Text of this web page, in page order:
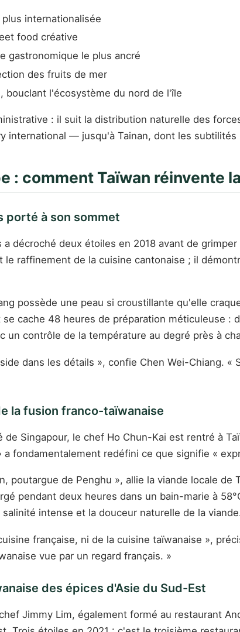
internationalisée
food créative
gastronomique le plus ancré
des fruits de mer
bouclant l'écosystème du nord de l'île
: il suit la distribution naturelle des
international — jusqu'à Tainan, dont les
: comment Taïwan réinvente
porté à son sommet
a décroché deux étoiles en 2018 avant de
raffinement de la cuisine cantonaise ; il
possède une peau si croustillante qu'elle
cache 48 heures de préparation méticuleuse
un contrôle de la température au degré près à
dans les détails », confie Chen Wei-Chiang.
la fusion franco-taïwanaise
de Singapour, le chef Ho Chun-Kai est rentré à
a fondamentalement redéfini ce que signifie «
poutargue de Penghu », allie la viande locale
pendant deux heures dans un bain-marie à
intense et la douceur naturelle de la
française, ni de la cuisine taïwanaise »,
vue par un regard français. »
des épices d'Asie du Sud-Est
Jimmy Lim, également formé au restaurant